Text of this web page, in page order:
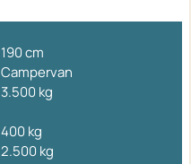
190 cm
Campervan
3.500 kg
400 kg
2.500 kg